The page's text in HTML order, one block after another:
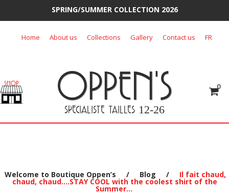
SPRING/SUMMER COLLECTION 2026
Home About us Collections Gallery Contact us FR
OPPEN'S
SPECIALISTE TAILLES 12-26
0
Welcome to Boutique Oppen’s / Blog / Il fait chaud,
chaud, chaud….STAY COOL with the coolest shirt of the
Summer…